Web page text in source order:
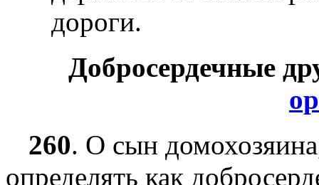
дороги.
Добросердечные
260. О сын
определять как